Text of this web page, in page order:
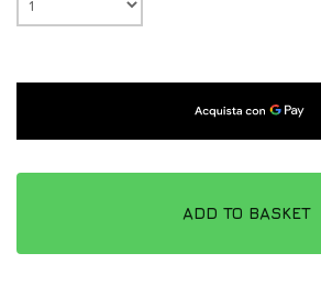
ADD TO BASKET